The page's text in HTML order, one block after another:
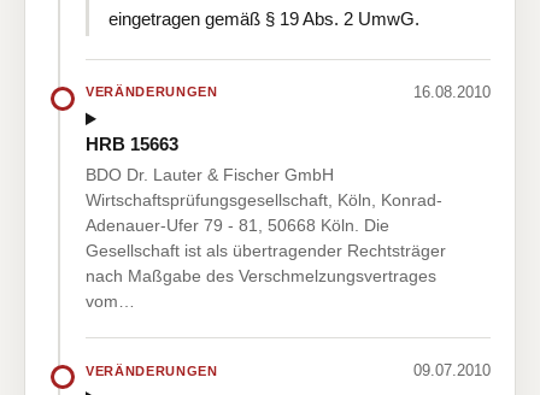
eingetragen gemäß § 19 Abs. 2 UmwG.
VERÄNDERUNGEN 16.08.2010
HRB 15663
BDO Dr. Lauter & Fischer GmbH
Wirtschaftsprüfungsgesellschaft, Köln, Konrad-
Adenauer-Ufer 79 - 81, 50668 Köln. Die
Gesellschaft ist als übertragender Rechtsträger
nach Maßgabe des Verschmelzungsvertrages
vom…
VERÄNDERUNGEN 09.07.2010